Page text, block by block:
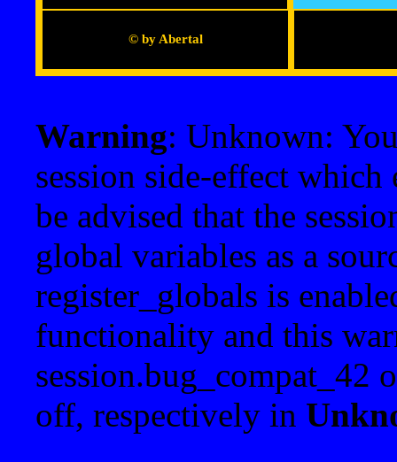
© by Abertal
Warning: Unknown:
session side-effect
be advised that the
global variables as a
register_globals is
functionality and this
session.bug_compat_42
off, respectively in